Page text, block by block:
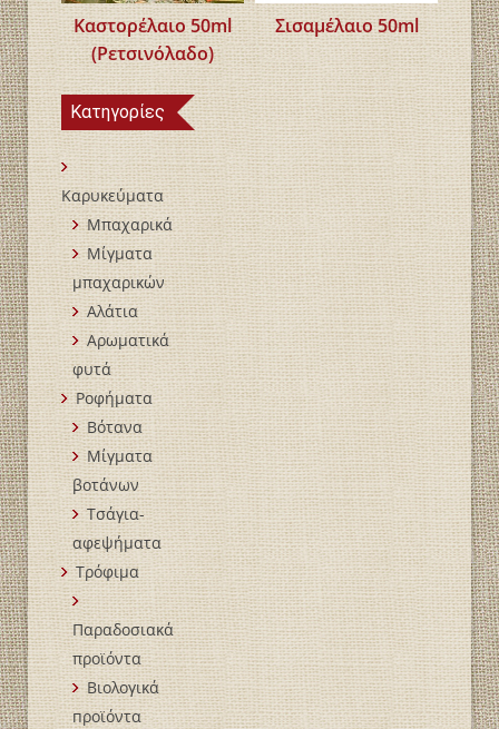
Καστορέλαιο 50ml
(Ρετσινόλαδο)
Σισαμέλαιο 50ml
Κατηγορίες
Καρυκεύματα
Μπαχαρικά
Mίγματα
μπαχαρικών
Αλάτια
Αρωματικά
φυτά
Ροφήματα
Βότανα
Μίγματα
βοτάνων
Τσάγια-
αφεψήματα
Τρόφιμα
Παραδοσιακά
προϊόντα
Βιολογικά
пροϊόντα